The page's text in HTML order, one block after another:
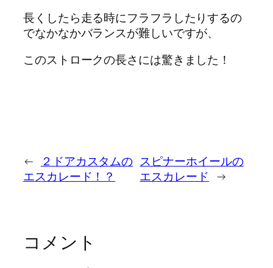
長くしたら走る時にフラフラしたりするの
でなかなかバランスが難しいですが、
このストロークの長さには驚きました！
←
２ドアカスタムの
エスカレード！？
スピナーホイールの
エスカレード →
コメント